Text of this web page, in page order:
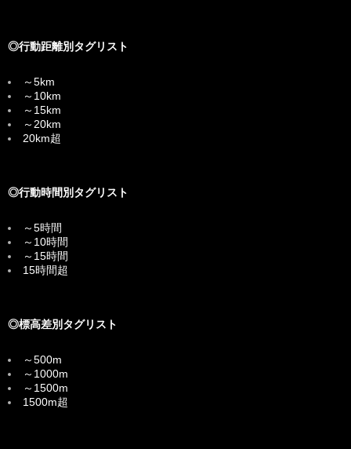
◎行動距離別タグリスト
～5km
～10km
～15km
～20km
20km超
◎行動時間別タグリスト
～5時間
～10時間
～15時間
15時間超
◎標高差別タグリスト
～500m
～1000m
～1500m
1500m超